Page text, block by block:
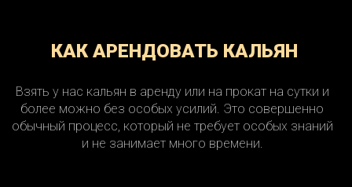
КАК АРЕНДОВАТЬ КАЛЬЯН
Взять у нас кальян в аренду или на прокат на сутки и
более можно без особых усилий. Это совершенно
обычный процесс, который не требует особых знаний
и не занимает много времени.